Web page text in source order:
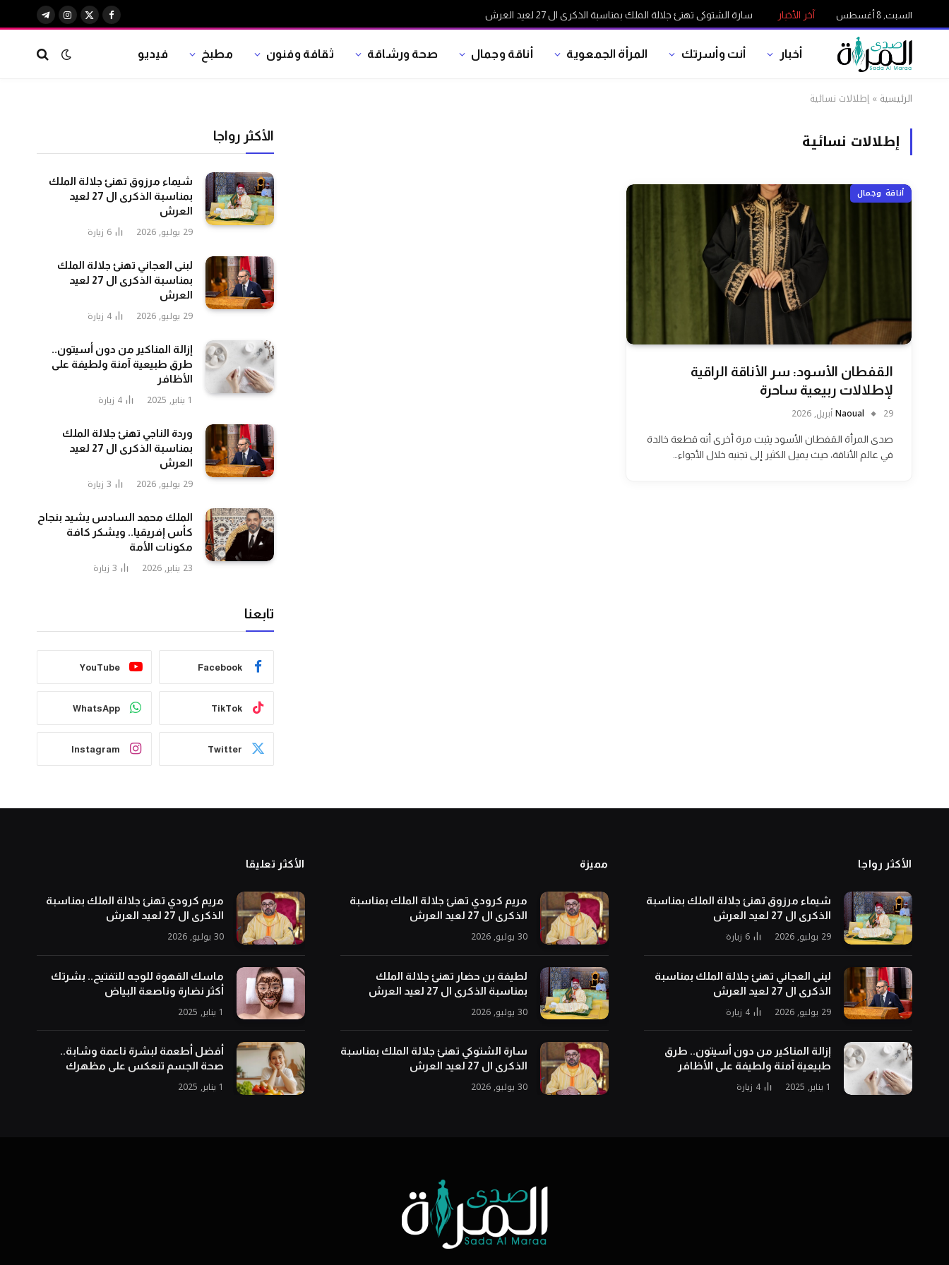
السبت, 8 أغسطس آخر الأخبار سارة الشتوكي تهنئ جلالة الملك بمناسبة الذكرى ال 27 لعيد العرش
فيسبوك
X
الانستغرام
تيلقرام
أخبار أنت وأسرتك المرأة الجمعوية أناقة وجمال صحة ورشاقة ثقافة وفنون مطبخ فيديو
الرئيسية » إطلالات نسائية
إطلالات نسائية
أناقة وجمال
القفطان الأسود: سر الأناقة الراقية
لإطلالات ربيعية ساحرة
Naoual 29 أبريل, 2026
صدى المرأة القفطان الأسود يثبت مرة أخرى أنه قطعة خالدة
في عالم الأناقة، حيث يميل الكثير إلى تجنبه خلال الأجواء…
الأكثر رواجا
شيماء مرزوق تهنئ جلالة الملك
بمناسبة الذكرى ال 27 لعيد
العرش
29 يوليو, 2026 6 زيارة
لبنى العجاني تهنئ جلالة الملك
بمناسبة الذكرى ال 27 لعيد
العرش
29 يوليو, 2026 4 زيارة
إزالة المناكير من دون أسيتون..
طرق طبيعية آمنة ولطيفة على
الأظافر
1 يناير, 2025 4 زيارة
وردة الناجي تهنئ جلالة الملك
بمناسبة الذكرى ال 27 لعيد
العرش
29 يوليو, 2026 3 زيارة
الملك محمد السادس يشيد بنجاح
كأس إفريقيا.. ويشكر كافة
مكونات الأمة
23 يناير, 2026 3 زيارة
تابعنا
Facebook
YouTube
TikTok
WhatsApp
Twitter
Instagram
الأكثر رواجا
شيماء مرزوق تهنئ جلالة الملك بمناسبة
الذكرى ال 27 لعيد العرش
29 يوليو, 2026 6 زيارة
لبنى العجاني تهنئ جلالة الملك بمناسبة
الذكرى ال 27 لعيد العرش
29 يوليو, 2026 4 زيارة
إزالة المناكير من دون أسيتون.. طرق
طبيعية آمنة ولطيفة على الأظافر
1 يناير, 2025 4 زيارة
مميزة
مريم كرودي تهنئ جلالة الملك بمناسبة
الذكرى ال 27 لعيد العرش
30 يوليو, 2026
لطيفة بن حضار تهنئ جلالة الملك
بمناسبة الذكرى ال 27 لعيد العرش
30 يوليو, 2026
سارة الشتوكي تهنئ جلالة الملك بمناسبة
الذكرى ال 27 لعيد العرش
30 يوليو, 2026
الأكثر تعليقا
مريم كرودي تهنئ جلالة الملك بمناسبة
الذكرى ال 27 لعيد العرش
30 يوليو, 2026
ماسك القهوة للوجه للتفتيح.. بشرتك
أكثر نضارة وناصعة البياض
1 يناير, 2025
أفضل أطعمة لبشرة ناعمة وشابة..
صحة الجسم تنعكس على مظهرك
1 يناير, 2025